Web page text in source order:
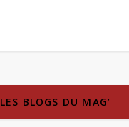
LES BLOGS DU MAG’